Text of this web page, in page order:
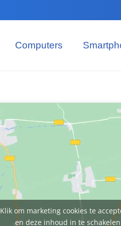
Computers
Klik om marketing cookies te
en deze inhoud in te schakelen